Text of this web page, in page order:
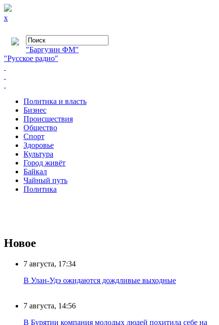
x
"Баргузин ФМ"
"Русское радио"
Политика и власть
Бизнес
Происшествия
Общество
Cпорт
Здоровье
Культура
Город живёт
Байкал
Чайный путь
Политика
Новое
7 августа, 17:34
В Улан-Удэ ожидаются дождливые выходные
7 августа, 14:56
В Бурятии компания молодых людей похитила себе на